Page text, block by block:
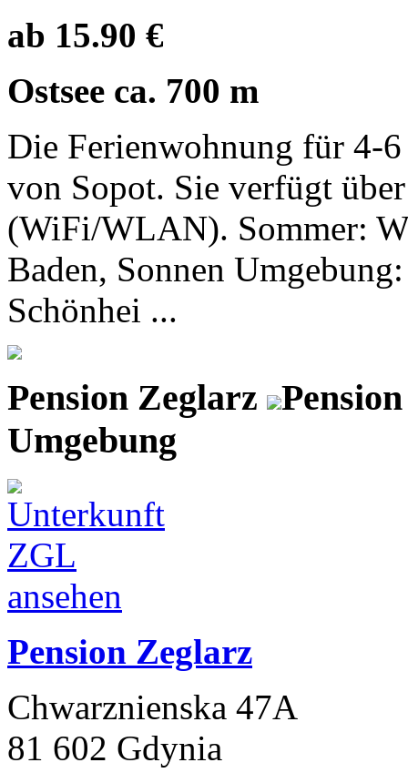
ab 15.90 €
Ostsee ca. 700 m
Die Ferienwohnung für 4-
von Sopot. Sie verfügt
(WiFi/WLAN). Sommer:
Baden, Sonnen
Schönhei ...
Pension Zeglarz
Umgebung
Pension Zeglarz
Chwarznienska 47A
81 602 Gdynia